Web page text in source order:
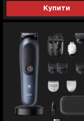
Купити